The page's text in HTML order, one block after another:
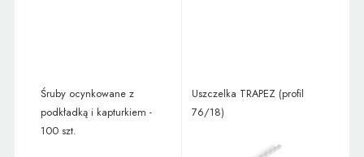
Śruby ocynkowane z
podkładką i kapturkiem -
100 szt.
Uszczelka TRAPEZ (profil
76/18)